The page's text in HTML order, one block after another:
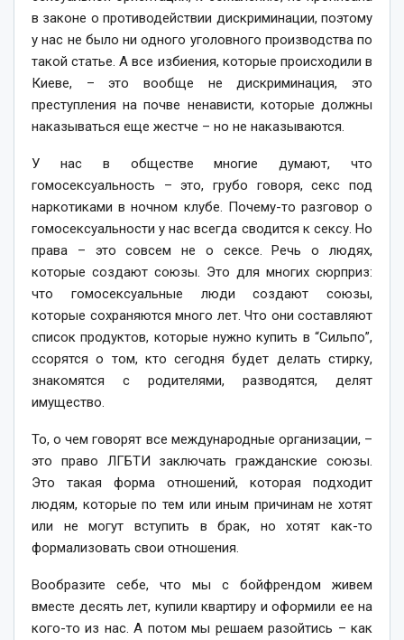
в законе о противодействии дискриминации, поэтому
у нас не было ни одного уголовного производства по
такой статье. А все избиения, которые происходили в
Киеве, – это вообще не дискриминация, это
преступления на почве ненависти, которые должны
наказываться еще жестче – но не наказываются.
У нас в обществе многие думают, что
гомосексуальность – это, грубо говоря, секс под
наркотиками в ночном клубе. Почему-то разговор о
гомосексуальности у нас всегда сводится к сексу. Но
права – это совсем не о сексе. Речь о людях,
которые создают союзы. Это для многих сюрприз:
что гомосексуальные люди создают союзы,
которые сохраняются много лет. Что они составляют
список продуктов, которые нужно купить в “Сильпо”,
ссорятся о том, кто сегодня будет делать стирку,
знакомятся с родителями, разводятся, делят
имущество.
То, о чем говорят все международные организации, –
это право ЛГБТИ заключать гражданские союзы.
Это такая форма отношений, которая подходит
людям, которые по тем или иным причинам не хотят
или не могут вступить в брак, но хотят как-то
формализовать свои отношения.
Вообразите себе, что мы с бойфрендом живем
вместе десять лет, купили квартиру и оформили ее на
кого-то из нас. А потом мы решаем разойтись – как